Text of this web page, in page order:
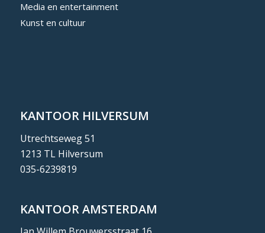
Media en entertainment
Kunst en cultuur
KANTOOR HILVERSUM
Utrechtseweg 51
1213 TL Hilversum
035-6239819
KANTOOR AMSTERDAM